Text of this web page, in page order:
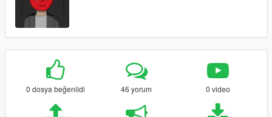
0 dosya beğenildi 46 yorum 0 video